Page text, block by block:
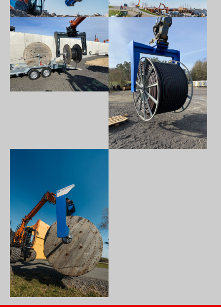
Show larger version Show larger version